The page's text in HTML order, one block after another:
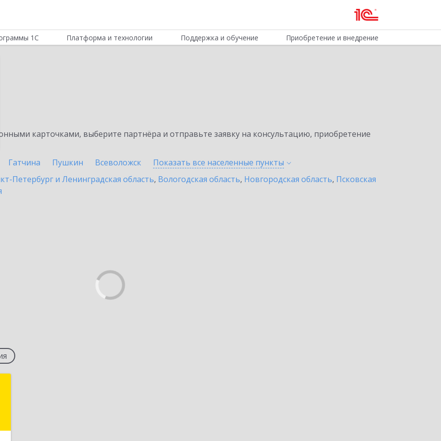
1С Платформа и технологии Поддержка и обучение Приобретение и внедрение
карточками, выберите партнёра и отправьте заявку на консультацию, приобретение
Гатчина Пушкин Всеволожск Показать все населенные пункты
Петербург и Ленинградская область, Вологодская область, Новгородская область, Псковская